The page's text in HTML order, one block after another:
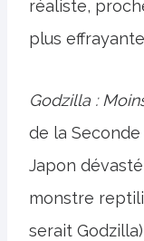
réaliste,
plus
Godzilla :
de la
Japon
monstre
serait